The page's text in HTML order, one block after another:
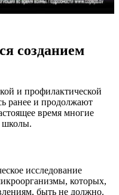
созданием
и профилактической
ранее и продолжают
время многие
школы.
исследование
которых,
быть не должно.